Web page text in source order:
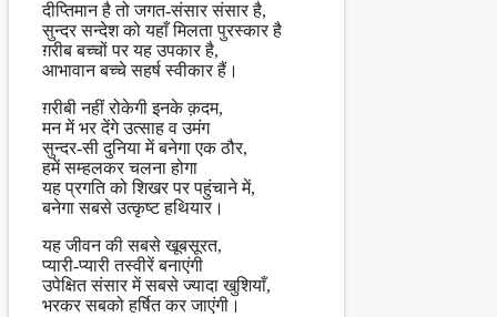
दीप्तिमान है तो जगत-संसार संसार है,
सुन्दर सन्देश को यहाँ मिलता पुरस्कार है
ग़रीब बच्चों पर यह उपकार है,
आभावान बच्चे सहर्ष स्वीकार हैं।
ग़रीबी नहीं रोकेगी इनके क़दम,
मन में भर देंगे उत्साह व उमंग
सुन्दर-सी दुनिया में बनेगा एक ठौर,
हमें सम्हलकर चलना होगा
यह प्रगति को शिखर पर पहुंचाने में,
बनेगा सबसे उत्कृष्ट हथियार।
यह जीवन की सबसे खूबसूरत,
प्यारी-प्यारी तस्वीरें बनाएंगी
उपेक्षित संसार में सबसे ज्यादा खुशियाँ,
भरकर सबको हर्षित कर जाएंगी।